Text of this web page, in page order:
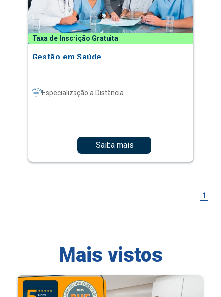
Taxa de Inscrição Gratuita
Gestão em Saúde
Especialização a Distância
Saiba mais
1
Mais vistos